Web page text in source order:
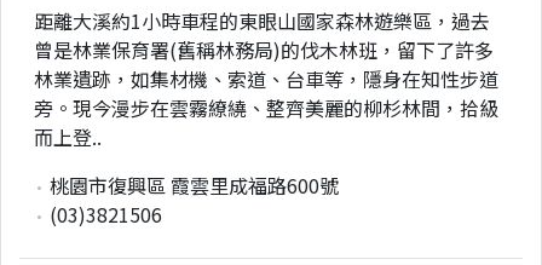
距離大溪約1小時車程的東眼山國家森林遊樂區，過去
曾是林業保育署(舊稱林務局)的伐木林班，留下了許多
林業遺跡，如集材機、索道、台車等，隱身在知性步道
旁。現今漫步在雲霧繚繞、整齊美麗的柳杉林間，拾級
而上登..
桃園市復興區 霞雲里成福路600號
(03)3821506